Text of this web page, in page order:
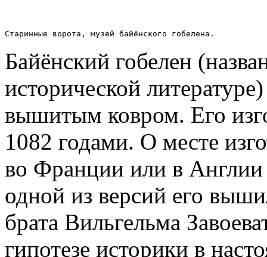
Старинные ворота, музей байёнского гобелена.
Байёнский гобелен
исторической
вышитым ковром. Его
1082 годами. О месте
во Франции или в
одной из версий его
брата Вильгельма
гипотезе историки в